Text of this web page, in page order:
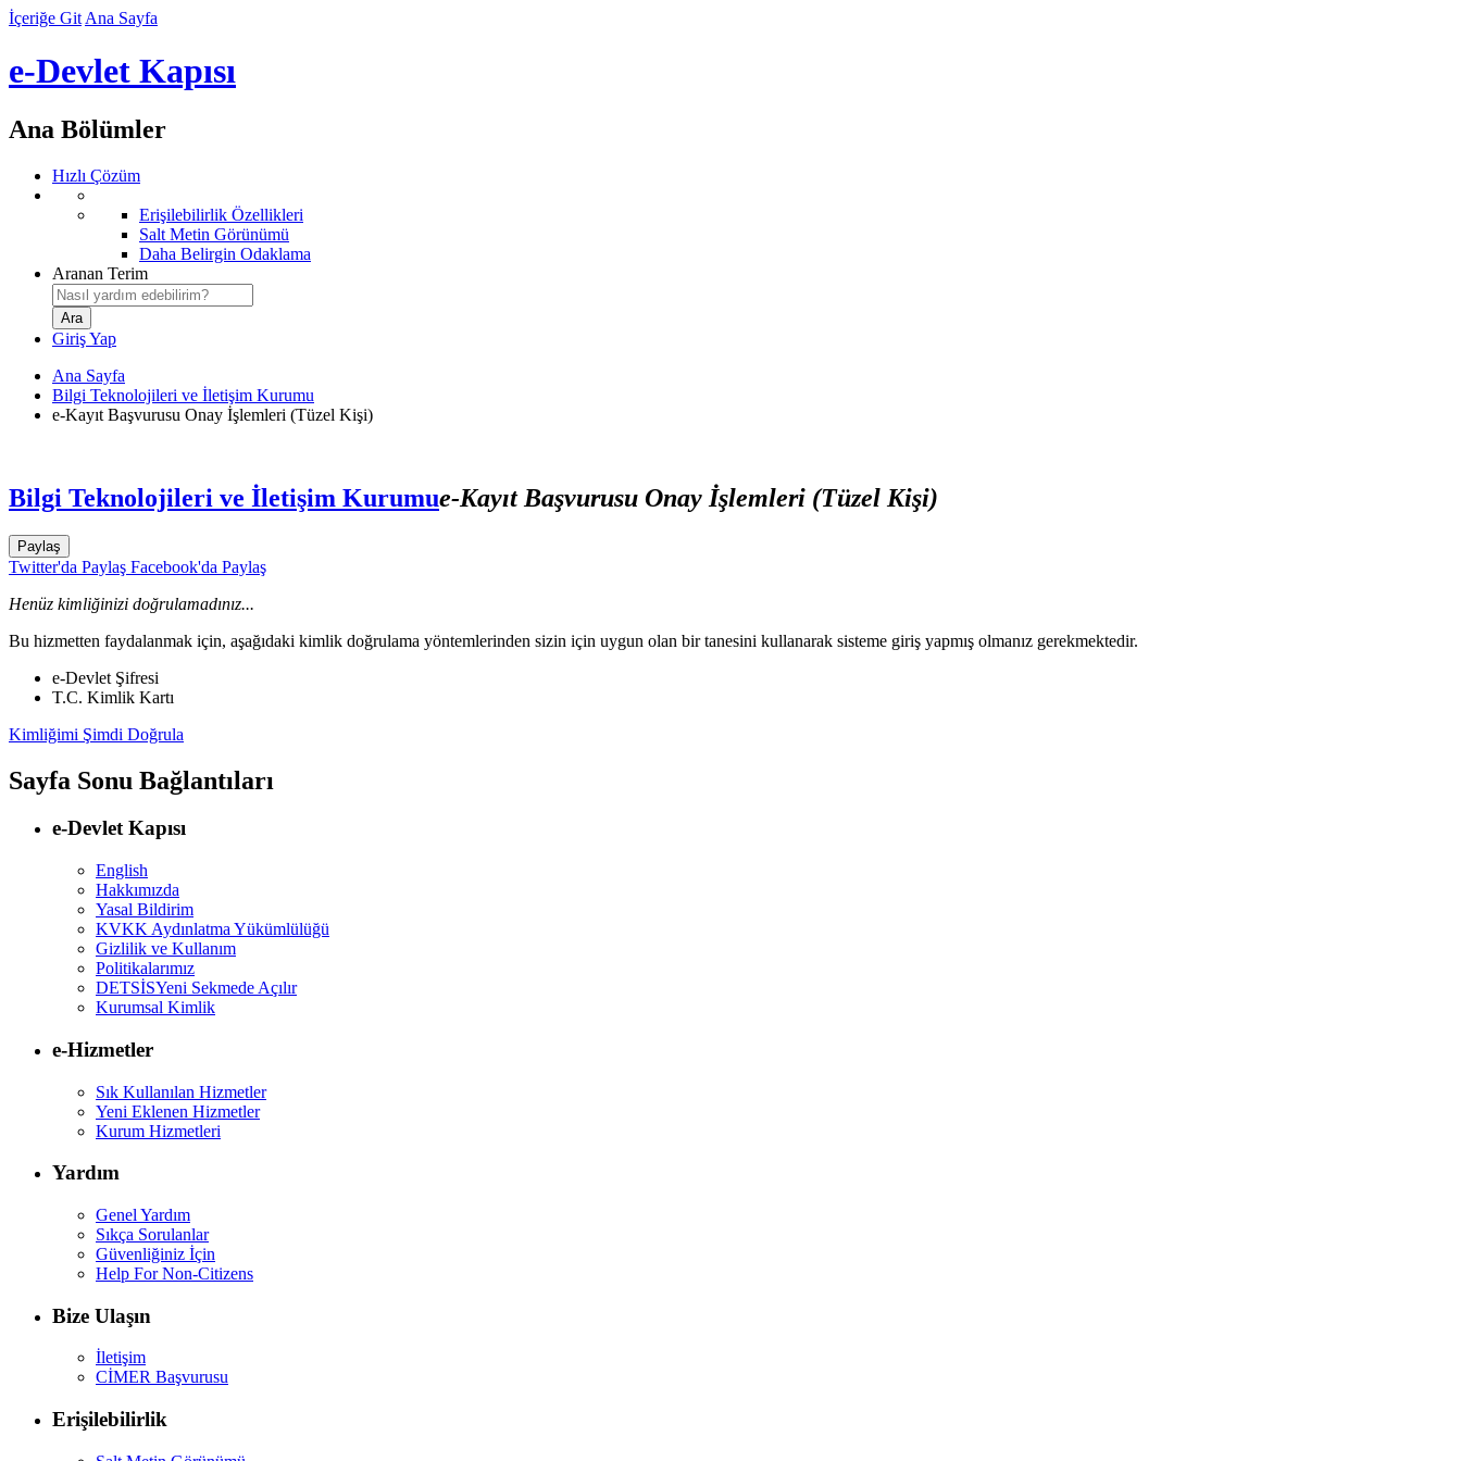
İçeriğe Git Ana Sayfa
e-Devlet Kapısı
Ana Bölümler
Hızlı Çözüm
Erişilebilirlik Özellikleri
Salt Metin Görünümü
Daha Belirgin Odaklama
Aranan Terim
Giriş Yap
Ana Sayfa
Bilgi Teknolojileri ve İletişim Kurumu
e-Kayıt Başvurusu Onay İşlemleri (Tüzel Kişi)
Bilgi Teknolojileri ve İletişim Kurumue-Kayıt Başvurusu Onay İşlemleri (Tüzel Kişi)
Paylaş
Twitter'da Paylaş Facebook'da Paylaş
Henüz kimliğinizi doğrulamadınız...
Bu hizmetten faydalanmak için, aşağıdaki kimlik doğrulama yöntemlerinden sizin için uygun olan bir tanesini kullanarak sisteme giriş yapmış olmanız gerekmektedir.
e-Devlet Şifresi
T.C. Kimlik Kartı
Kimliğimi Şimdi Doğrula
Sayfa Sonu Bağlantıları
e-Devlet Kapısı
English
Hakkımızda
Yasal Bildirim
KVKK Aydınlatma Yükümlülüğü
Gizlilik ve Kullanım
Politikalarımız
DETSİSYeni Sekmede Açılır
Kurumsal Kimlik
e-Hizmetler
Sık Kullanılan Hizmetler
Yeni Eklenen Hizmetler
Kurum Hizmetleri
Yardım
Genel Yardım
Sıkça Sorulanlar
Güvenliğiniz İçin
Help For Non-Citizens
Bize Ulaşın
İletişim
CİMER Başvurusu
Erişilebilirlik